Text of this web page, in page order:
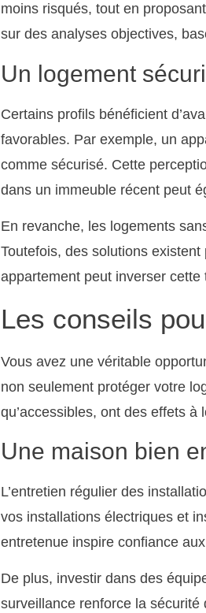
moins risqués, tout en
sur des analyses objectives,
Un logement
Certains profils bénéficient
favorables. Par exemple, un
comme sécurisé. Cette
dans un immeuble récent peut
En revanche, les logements
Toutefois, des solutions
appartement peut inverser cette
Les conseils
Vous avez une véritable
non seulement protéger votre
qu’accessibles, ont des effets à
Une maison bien
L’entretien régulier des
vos installations électriques et
entretenue inspire confiance
De plus, investir dans des
surveillance renforce la